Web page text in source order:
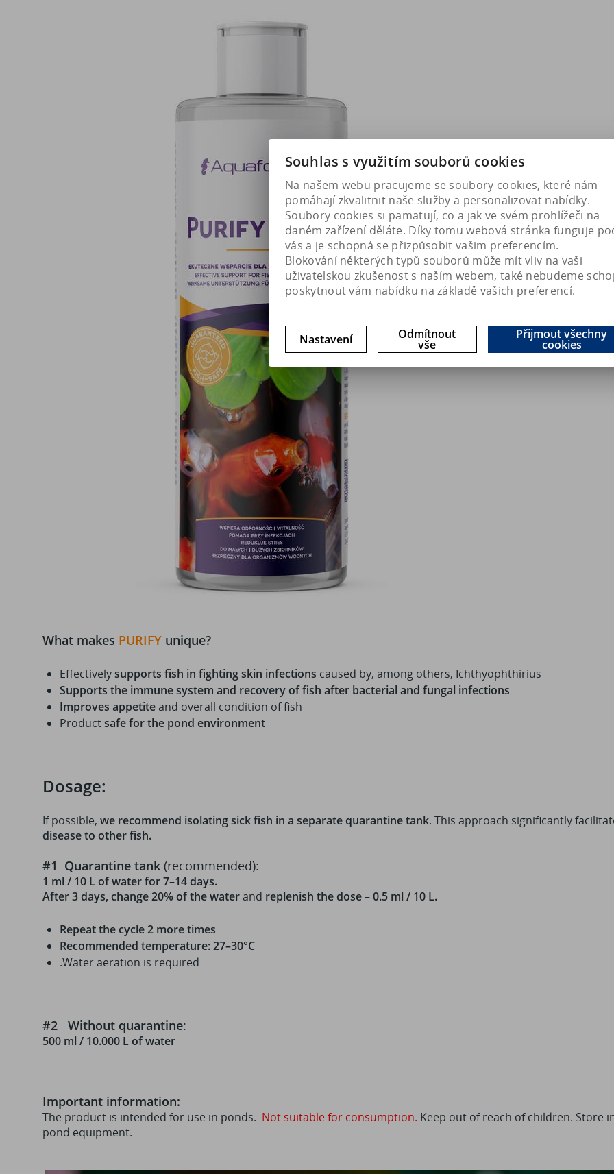
What makes PURIFY unique?
Effectivelysupports fish in fighting skin infections caused by, among others, Ichthyophthirius
Supports the immune system and recovery of fish after bacterial and fungal infections
Improves appetiteand overall condition of fish
Productsafe for the pond environment
Dosage:
If possible, we recommend isolating sick fish in a separate quarantine tank. This approach significantly
disease to other fish.
#1 Quarantine tank (recommended):
1 ml / 10 L of water for 7–14 days.
After 3 days, change 20% of the waterand replenish the dose – 0.5 ml / 10 L.
Repeat the cycle 2 more times
Recommended temperature: 27–30°C
.Water aeration is required
#2 Without quarantine:
500 ml / 10.000 L of water
Important information:
The product is intended for use in ponds. Not suitable for consumption. Keep out of reach of children. Store
pond equipment.
Souhlas s využitím souborů cookies
Na našem webu pracujeme se soubory cookies, které nám
pomáhají zkvalitnit naše služby a personalizovat nabídky.
Soubory cookies si pamatují, co a jak ve svém prohlížeči na
daném zařízení děláte. Díky tomu webová stránka funguje
vás a je schopná se přizpůsobit vašim preferencím.
Blokování některých typů souborů může mít vliv na vaši
uživatelskou zkušenost s naším webem, také nebudeme
poskytnout vám nabídku na základě vašich preferencí.
Nastavení Odmítnout
vše
Přijmout všechny
cookies